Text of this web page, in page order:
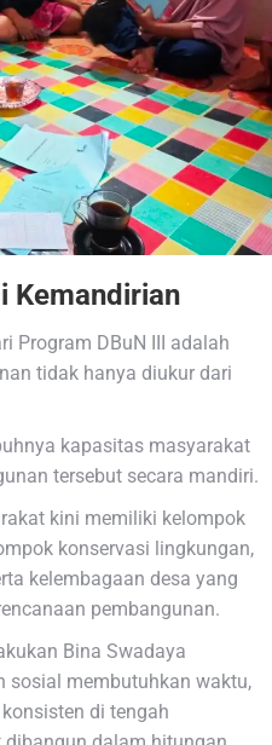
Kemandirian
Program DBuN III adalah
tidak hanya diukur dari
kapasitas masyarakat
tersebut secara mandiri.
kini memiliki kelompok
konservasi lingkungan,
kelembagaan desa yang
pembangunan.
Bina Swadaya
sosial membutuhkan waktu,
di tengah